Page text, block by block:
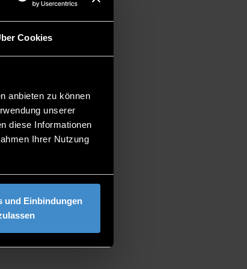
Cookies
anbieten zu können
unserer
diese Informationen
Ihrer Nutzung
und Einbindungen